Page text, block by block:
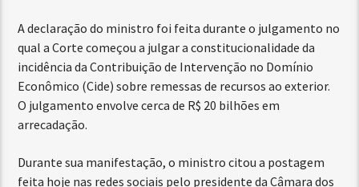
A declaração do ministro foi feita durante o julgamento no
qual a Corte começou a julgar a constitucionalidade da
incidência da Contribuição de Intervenção no Domínio
Econômico (Cide) sobre remessas de recursos ao exterior.
O julgamento envolve cerca de R$ 20 bilhões em
arrecadação.
Durante sua manifestação, o ministro citou a postagem
feita hoje nas redes sociais pelo presidente da Câmara dos